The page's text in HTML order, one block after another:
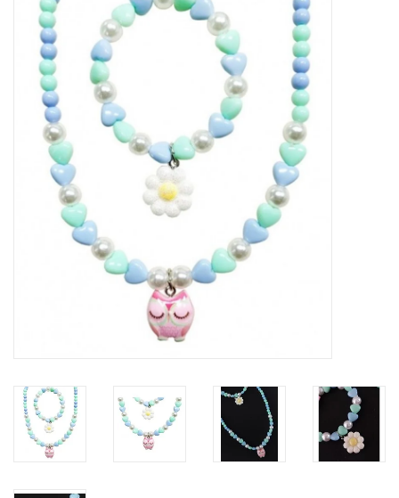
Haaraccesoires
Zonnebrillen
Fashion
ON THE BEACH
INSPIRATIE
SALE